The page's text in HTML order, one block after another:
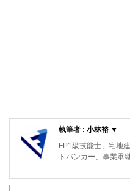
執筆者 : 小林裕 ▼
FP1級技能士、宅地
トバンカー、事業承